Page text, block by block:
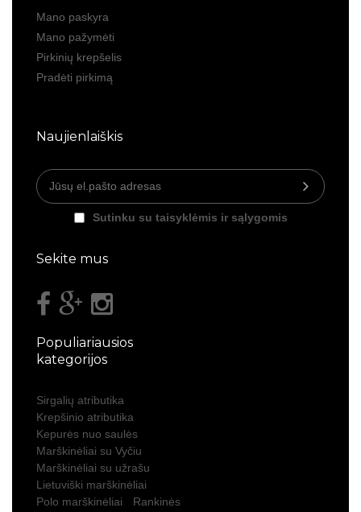
Mano paskyra
Mano pažymėti
Pirkinių krepšelis
Pradėti pirkimą
Naujienlaiškis
Sutinku su taisyklėmis ir sąlygomis
Sekite mus
Populiariausios
kategorijos
Sirgalių atributika
Krepšinio atributika
Kepurės nuo saulės
Marškinėliai su Vyčiu
Marškinėliai su užrašu
Lietuviški marškinėliai
Polo marškinėliai
Rankinės